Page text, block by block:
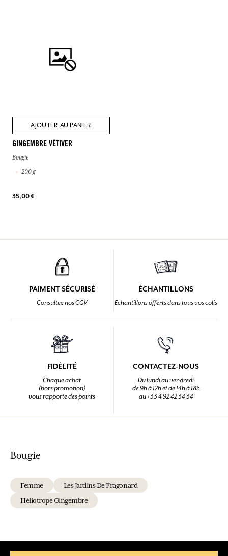
AJOUTER AU PANIER
GINGEMBRE VÉTIVER
Bougie
200 g
35,00 €
PAIMENT SÉCURISÉ
Consultez nos CGV
ÉCHANTILLONS
Echantillons offerts dans tous vos colis
FIDÉLITÉ
Chaque achat
(hors promotion)
vous rapporte des points
CONTACTEZ-NOUS
Du lundi au vendredi
de 9h à 12h et de 14h à 18h
au +33 4 92 42 34 34
Bougie
Femme
Les Jardins De Fragonard
Héliotrope Gingembre